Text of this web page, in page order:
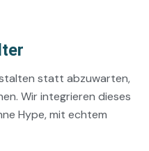
statt abzuwarten,
Wir integrieren dieses
Hype, mit echtem